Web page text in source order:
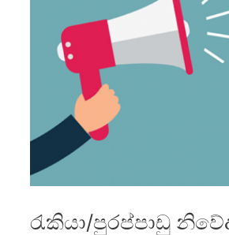
රැකියා/පුරප්පාඩු